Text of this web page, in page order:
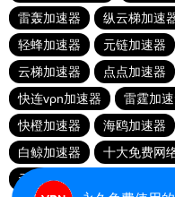
雷轰加速器
纵云梯加速
轻蜂加速器
元链加速器
云梯加速器
点点加速器
快连vρn加速器
雷霆加
快橙加速器
海鸥加速器
白鲸加速器
十大免费网
元链加速器